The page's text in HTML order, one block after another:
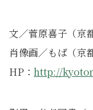
文／菅原喜子（京
肖像画／もぱ（京
HP： http://